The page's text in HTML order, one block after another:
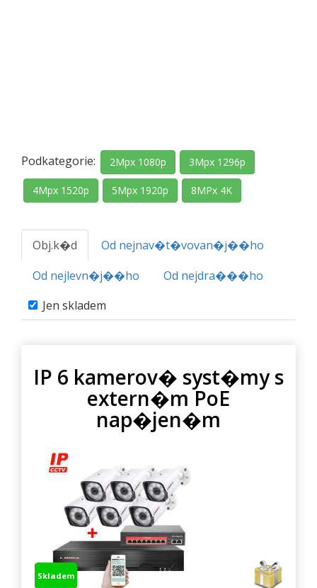
Podkategorie: 2Mpx 1080p 3Mpx 1296p
4Mpx 1520p 5Mpx 1920p 8MPx 4K
Obj.k�d
Od nejnav�t�vovan�j��ho
Od nejlevn�j��ho
Od nejdra���ho
Jen skladem
IP 6 kamerov� syst�my s
extern�m PoE
nap�jen�m
Skladem